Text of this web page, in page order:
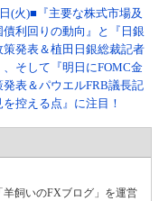
(火)■『主要な株式市場及
債利回りの動向』と『日銀
策発表＆植田日銀総裁記者
、そして『明日にFOMC金
発表＆パウエルFRB議長記
を控える点』に注目！
飼いのFXブログ」を運営